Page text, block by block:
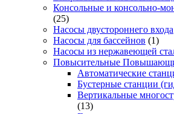
Консольные и консольно-
(25)
Насосы двустороннего входа
Насосы для бассейнов (1)
Насосы из нержавеющей
Повысительные
Автоматические
Бустерные станции
Вертикальные
(13)